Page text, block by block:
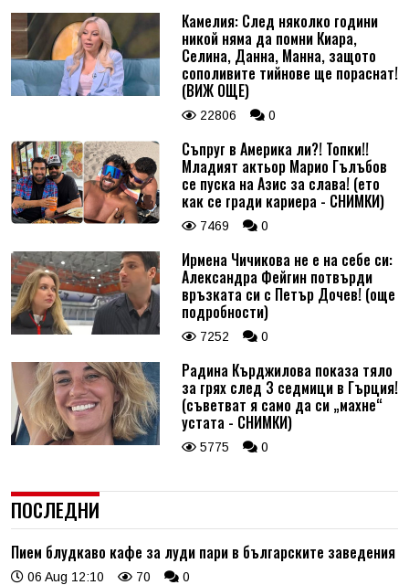
Камелия: След няколко години
никой няма да помни Киара,
Селина, Данна, Манна, защото
сополивите тийнове ще пораснат!
(ВИЖ ОЩЕ)
22806 0
Съпруг в Америка ли?! Топки!!
Младият актьор Марио Гълъбов
се пуска на Азис за слава! (ето
как се гради кариера - СНИМКИ)
7469 0
Ирмена Чичикова не е на себе си:
Александра Фейгин потвърди
връзката си с Петър Дочев! (още
подробности)
7252 0
Радина Кърджилова показа тяло
за грях след 3 седмици в Гърция!
(съветват я само да си „махне“
устата - СНИМКИ)
5775 0
ПОСЛЕДНИ
Пием блудкаво кафе за луди пари в българските заведения
06 Aug 12:10 70 0